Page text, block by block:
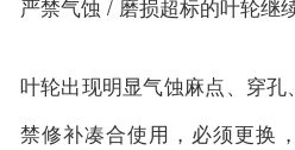
严禁气蚀 / 磨损超标的叶轮继
叶轮出现明显气蚀麻点、穿
禁修补凑合使用，必须更换